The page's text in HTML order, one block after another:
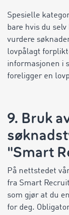
Spesielle
bare hvis du
vurdere
lovpålagt
informasjonen i
foreligger en
9. Bruk
"Smart
På nettstedet
fra Smart
som gjør at du
for deg.